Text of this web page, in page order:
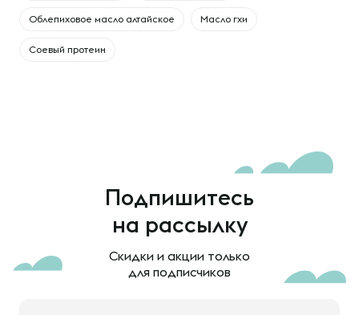
Облепиховое масло алтайское Масло гхи
Соевый протеин
Подпишитесь
на рассылку
Скидки и акции только
для подписчиков